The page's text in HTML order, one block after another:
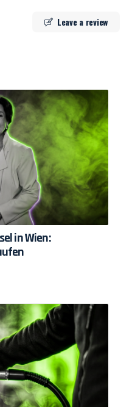
Leave a review
in Wien: